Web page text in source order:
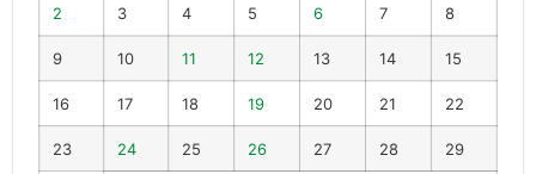
2 3 4 5 6 7 8
9 10 11 12 13 14 15
16 17 18 19 20 21 22
23 24 25 26 27 28 29